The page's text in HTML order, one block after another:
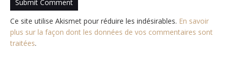
Ce site utilise Akismet pour réduire les indésirables. En savoir
plus sur la façon dont les données de vos commentaires sont
traitées.